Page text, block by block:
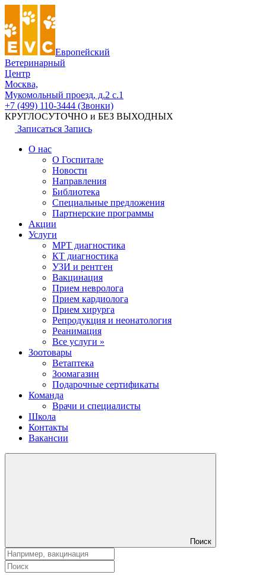
Европейский
Ветеринарный
Центр
Москва,
Мукомольный проезд, д.2 с.1
+7 (499) 110-3444 (Звонки)
КРУГЛОСУТОЧНО и БЕЗ ВЫХОДНЫХ
Записаться Запись
О нас
О Госпитале
Новости
Направления
Библиотека
Специальные предложения
Партнерские программы
Акции
Услуги
МРТ диагностика
КТ диагностика
УЗИ и рентген
Вакцинация
Прием невролога
Прием кардиолога
Прием хирурга
Репродукция и неонатология
Реанимация
Все услуги »
Зоотовары
Ветаптека
Зоомагазин
Подарочные сертификаты
Команда
Врачи и специалисты
Школа
Контакты
Вакансии
Поиск